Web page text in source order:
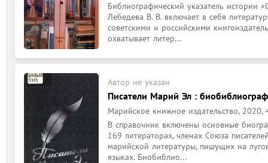
Библиографический указатель истории
Лебедева В. В. включает в себя
советскими и российскими
охватывает литер...
Автор не указан
Писатели Марий Эл :
Марийское книжное издательство, 2020,
В справочник включены основные
169 литераторах, членах Союза
марийской литературы, пишущих на
языках. Биобиблио...